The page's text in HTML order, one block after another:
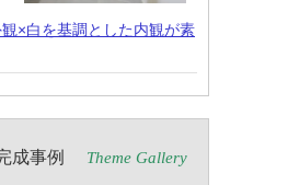
×白を基調とした内観が素
成事例 Theme Gallery